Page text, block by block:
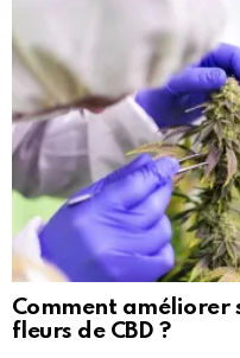
Comment améliorer
fleurs de CBD ?